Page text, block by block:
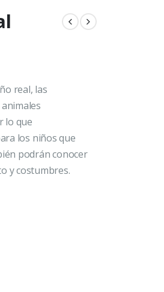
real, las
lo que
los niños que
podrán conocer
y costumbres.